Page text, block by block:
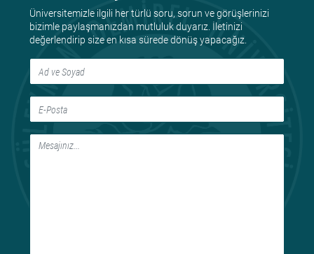
Üniversitemizle ilgili her türlü soru, sorun ve görüşlerinizi
bizimle paylaşmanızdan mutluluk duyarız. İletinizi
değerlendirip size en kısa sürede dönüş yapacağız.